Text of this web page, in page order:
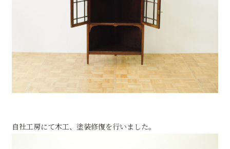
自社工房にて木工、塗装修復を行いました。